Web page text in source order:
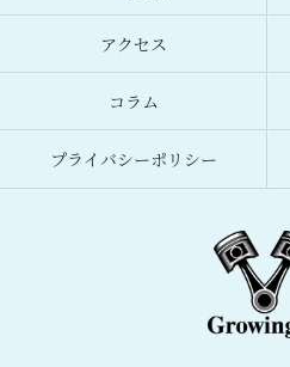
アクセス
コラム
プライバシーポリシー